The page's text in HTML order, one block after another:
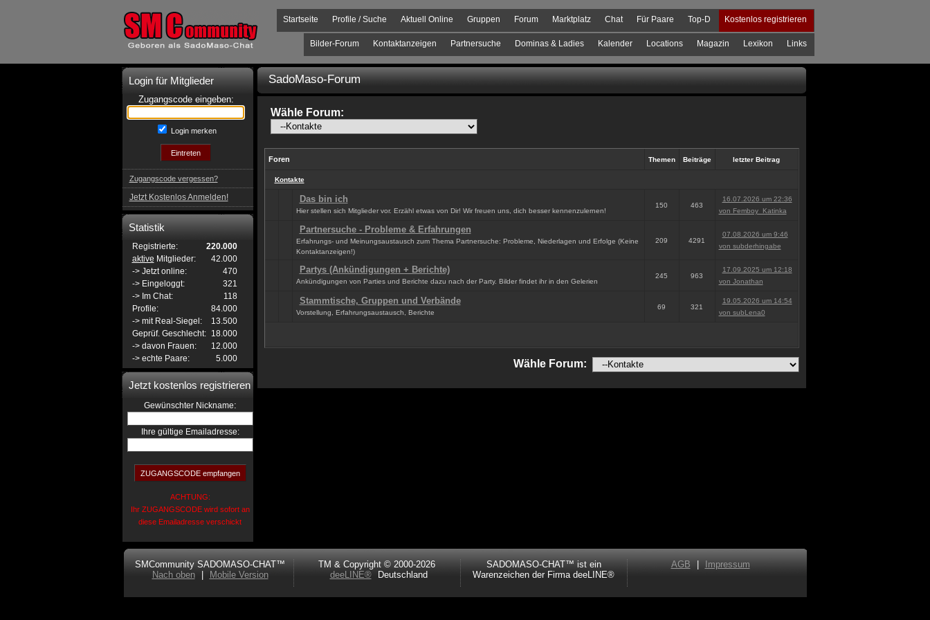
Kostenlos registrieren
Top-D
Für Paare
Chat
Marktplatz
Forum
Gruppen
Aktuell Online
Profile / Suche
Startseite
Links
Lexikon
Magazin
Locations
Kalender
Dominas & Ladies
Partnersuche
Kontaktanzeigen
Bilder-Forum
Login für Mitglieder
Zugangscode eingeben:
Login merken
Zugangscode vergessen?
Jetzt Kostenlos Anmelden!
Statistik
Registrierte:
220.000
aktive Mitglieder:
42.000
-> Jetzt online:
470
-> Eingeloggt:
321
-> Im Chat:
118
Profile:
84.000
-> mit Real-Siegel:
13.500
Geprüf. Geschlecht:
18.000
-> davon Frauen:
12.000
-> echte Paare:
5.000
Jetzt kostenlos registrieren
Gewünschter Nickname:
Ihre gültige Emailadresse:
ACHTUNG:
Ihr ZUGANGSCODE wird sofort an
diese Emailadresse verschickt
SadoMaso-Forum
Wähle Forum:
Foren Themen Beiträge letzter Beitrag
Kontakte
Das bin ich
Hier stellen sich Mitglieder vor. Erzähl etwas von Dir! Wir freuen uns, dich besser kennenzulernen!
150 463
16.07.2026 um 22:36
von Femboy_Katinka
Partnersuche - Probleme & Erfahrungen
Erfahrungs- und Meinungsaustausch zum Thema Partnersuche: Probleme, Niederlagen und Erfolge (Keine
Kontaktanzeigen!)
209 4291
07.08.2026 um 9:46
von subderhingabe
Partys (Ankündigungen + Berichte)
Ankündigungen von Parties und Berichte dazu nach der Party. Bilder findet ihr in den Gelerien
245 963
17.09.2025 um 12:18
von Jonathan
Stammtische, Gruppen und Verbände
Vorstellung, Erfahrungsaustausch, Berichte
69 321
19.05.2026 um 14:54
von subLena0
Wähle Forum:
SMCommunity SADOMASO-CHAT™
Nach oben
Mobile Version
TM & Copyright © 2000-2026
deeLINE®
Deutschland
SADOMASO-CHAT™ ist ein
Warenzeichen der Firma deeLINE®
AGB Impressum